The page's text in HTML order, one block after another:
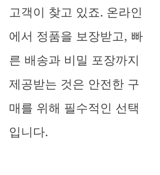
고객이 찾고 있죠. 온라인
에서 정품을 보장받고, 빠
른 배송과 비밀 포장까지
제공받는 것은 안전한 구
매를 위해 필수적인 선택
입니다.